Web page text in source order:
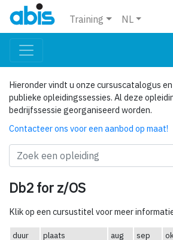
Training NL
Hieronder vindt u onze cursuscatalogus
publieke opleidingssessies. Al deze
bedrijfssessie georganiseerd worden.
Contacteer ons voor een aanbod op maat!
Db2 for z/OS
Klik op een cursustitel voor meer
duur plaats aug sep